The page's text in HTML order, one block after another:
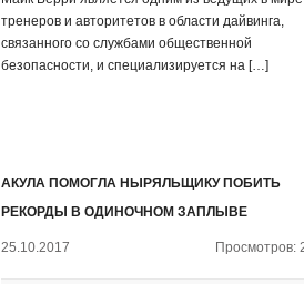
тренеров и авторитетов в области дайвинга,
связанного со службами общественной
безопасности, и специализируется на […]
АКУЛА ПОМОГЛА НЫРЯЛЬЩИКУ ПОБИТЬ
РЕКОРДЫ В ОДИНОЧНОМ ЗАПЛЫВЕ
25.10.2017 Просмотров: